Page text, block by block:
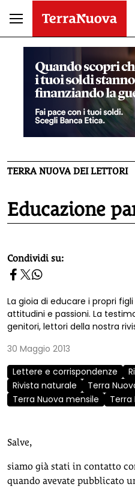
TERRA NUOVA DEI LETTORI
Educazione
homepage h2
Condividi su:
La gioia di educare i propri
attitudini e passioni. La
genitori, lettori della nostra
30 Maggio 2013
Lettere e corrispondenze
Rivista naturale
Terra
Terra Nuova mensile
Terra
Salve,
siamo già stati in contatto
quando avevate pubblicato